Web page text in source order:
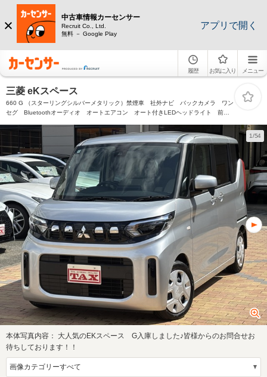
中古車情報カーセンサー
Recruit Co., Ltd.
無料 － Google Play
アプリで開く
履歴 お気に入り メニュー
三菱 eKスペース
660 G （スターリングシルバーメタリック）禁煙車 社外ナビ バックカメラ ワン
セグ Bluetoothオーディオ オートエアコン オート付きLEDヘッドライト 前席
ーター
1/54
本体写真内容： 大人気のEKスペース G入庫しました♪皆様からのお問合せお
待ちしております！！